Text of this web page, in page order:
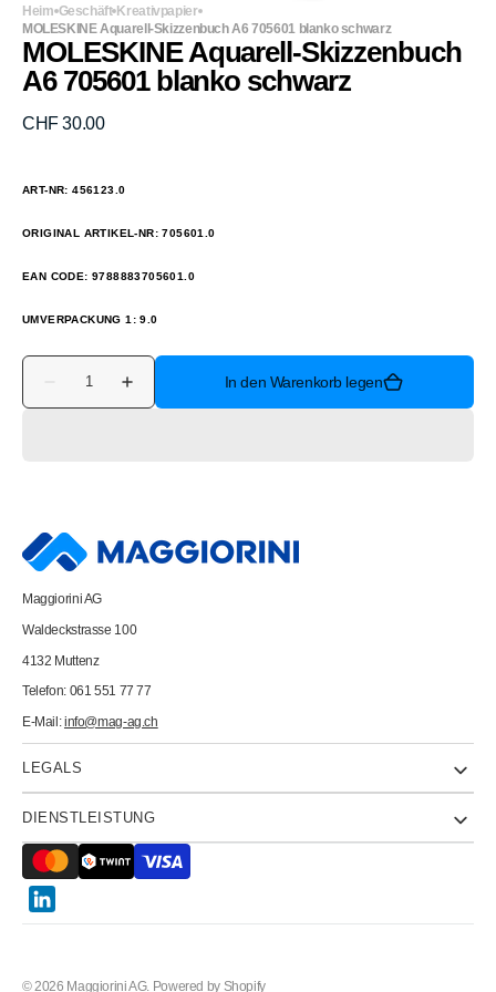
Heim Geschäft Kreativpapier
MOLESKINE Aquarell-Skizzenbuch A6 705601 blanko schwarz
MOLESKINE Aquarell-Skizzenbuch
A6 705601 blanko schwarz
Normaler
CHF 30.00
ART-NR: 456123.0
ORIGINAL ARTIKEL-NR: 705601.0
EAN CODE: 9788883705601.0
UMVERPACKUNG 1: 9.0
Verringere
die
blanko
schwarz
Anzahl
Erhöhe
die
blanko
schwarz
In den Warenkorb legen
Maggiorini AG
Waldeckstrasse 100
4132 Muttenz
Telefon: 061 551 77 77
E-Mail:info@mag-ag.ch
LEGALS
DIENSTLEISTUNG
Twitter
© 2026 Maggiorini AG. Powered by Shopify